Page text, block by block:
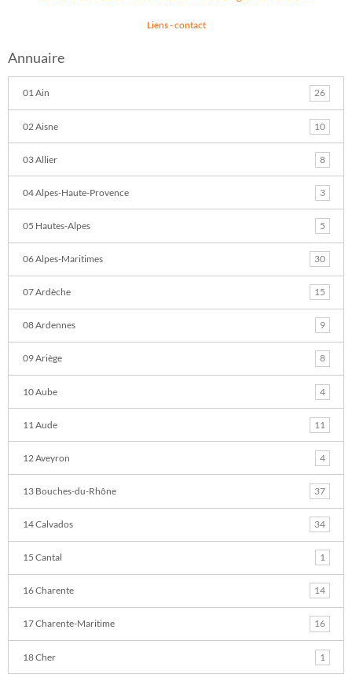
Liens-contact
Annuaire
01 Ain 26
02 Aisne 10
03 Allier 8
04 Alpes-Haute-Provence 3
05 Hautes-Alpes 5
06 Alpes-Maritimes 30
07 Ardèche 15
08 Ardennes 9
09 Ariège 8
10 Aube 4
11 Aude 11
12 Aveyron 4
13 Bouches-du-Rhône 37
14 Calvados 34
15 Cantal 1
16 Charente 14
17 Charente-Maritime 16
18 Cher 1